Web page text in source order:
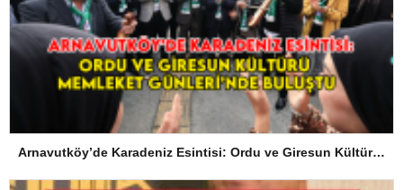
Arnavutköy’de Karadeniz Esintisi: Ordu ve Giresun Kültürü Memleket Günleri’nde Buluştu